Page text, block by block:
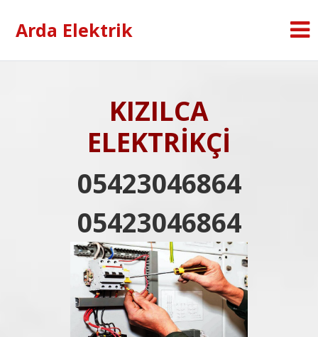
Arda Elektrik
KIZILCA
ELEKTRİKÇİ
05423046864
05423046864